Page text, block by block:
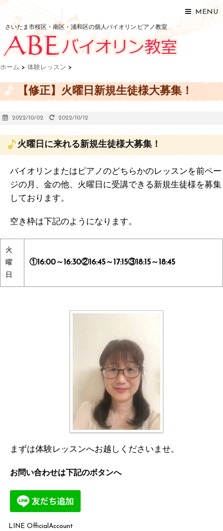
MENU
さいたま市桜区・南区・浦和区の個人バイオリン.ピアノ教室
ホーム > 体験レッスン >
【修正】火曜日新規生徒様大募集！
2022/10/02 2022/10/12
火曜日に来れる新規生徒様大募集！
バイオリンまたはピアノのどちらかのレッスンを前ペー
ジの月、金の他、火曜日に受講できる新規生徒様を募集
しております。
空き枠は下記のようになります。
火
曜
日
①16:00～16:30②16:45～17:15③18:15～18:45
まずは体験レッスンへお越しくださいませ。
お問い合わせは下記のボタンへ
LINE OfficialAccount